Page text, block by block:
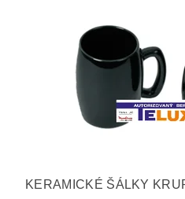
KERAMICKÉ ŠÁLKY